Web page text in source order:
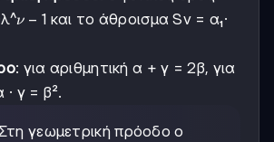
ν-1
ν − 1 και το άθροισμα Sv = α₁·
: για αριθμητική α + γ = 2β, για
· γ = β².
γεωμετρική πρόοδο ο